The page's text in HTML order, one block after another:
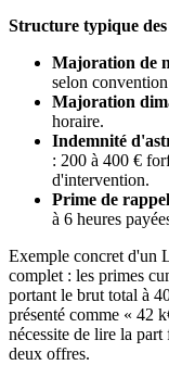
Structure typique
Majoration de
selon
Majoration
horaire.
Indemnité
: 200 à 400 €
d'intervention.
Prime de rappel
à 6 heures
Exemple concret d'un
complet : les primes
portant le brut total à
présenté comme « 42
nécessite de lire la
deux offres.